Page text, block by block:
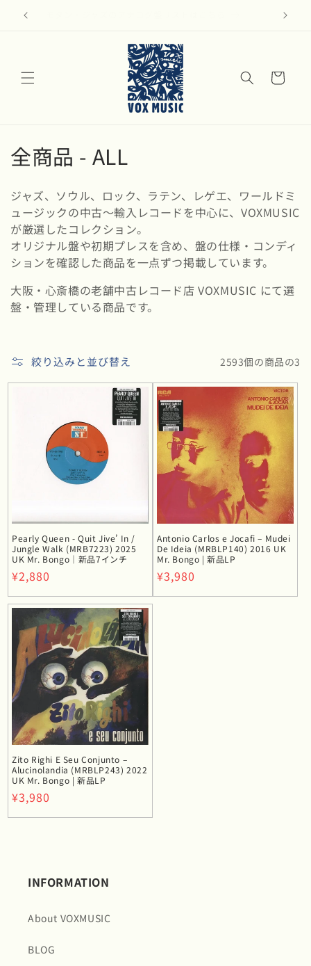
ンツに
ー
コ
ク
シ
ョ
ン
:
全商品 - ALL
ジャズ、ソウル、ロック、ラテン、レゲエ、ワールドミ
ュージックの中古〜輸入レコードを中心に、VOXMUSIC
が厳選したコレクション。
オリジナル盤や初期プレスを含め、盤の仕様・コンディ
ションを確認した商品を一点ずつ掲載しています。
大阪・心斎橋の老舗中古レコード店 VOXMUSIC にて選
盤・管理している商品です。
絞り込みと並び替え 2593個の商品の3
Pearly Queen - Quit Jive’ In /
Jungle Walk (MRB7223) 2025
UK Mr. Bongo｜新品7インチ
通
常
価
格
¥2,880
Antonio Carlos e Jocafi – Mudei
De Ideia (MRBLP140) 2016 UK
Mr. Bongo | 新品LP
通
常
¥3,980
Zito Righi E Seu Conjunto –
Alucinolandia (MRBLP243) 2022
UK Mr. Bongo | 新品LP
通
常
¥3,980
INFORMATION
About VOXMUSIC
BLOG